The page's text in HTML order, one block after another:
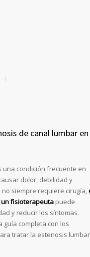
de canal lumbar en
una condición frecuente en
dolor, debilidad y
siempre requiere cirugía,
fisioterapeuta puede
y reducir los síntomas.
guía completa con los
tratar la estenosis lumbar